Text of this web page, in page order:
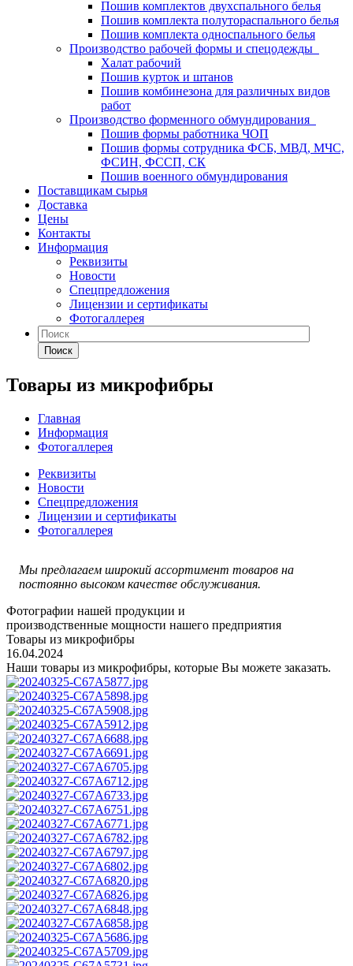
Пошив комплектов двухспального белья
Пошив комплекта полутораспального белья
Пошив комплекта односпального белья
Производство рабочей формы и спецодежды
Халат рабочий
Пошив курток и штанов
Пошив комбинезона для различных видов
работ
Производство форменного обмундирования
Пошив формы работника ЧОП
Пошив формы сотрудника ФСБ, МВД, МЧС,
ФСИН, ФССП, СК
Пошив военного обмундирования
Поставщикам сырья
Доставка
Цены
Контакты
Информация
Реквизиты
Новости
Спецпредложения
Лицензии и сертификаты
Фотогаллерея
Поиск
Товары из микрофибры
Главная
Информация
Фотогаллерея
Реквизиты
Новости
Спецпредложения
Лицензии и сертификаты
Фотогаллерея
Мы предлагаем широкий ассортимент товаров на
постоянно высоком качестве обслуживания.
Фотографии нашей продукции и
производственные мощности нашего предприятия
Товары из микрофибры
16.04.2024
Наши товары из микрофибры, которые Вы можете заказать.